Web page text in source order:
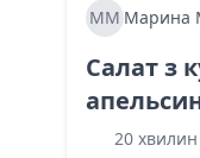
ММ Марина
Салат з
20 хвилин